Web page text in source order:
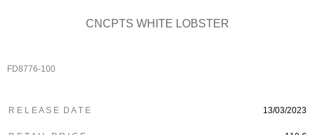
CNCPTS WHITE LOBSTER
FD8776-100
R E L E A S E D A T E 13/03/2023